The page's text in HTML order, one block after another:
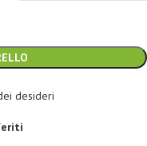
desideri